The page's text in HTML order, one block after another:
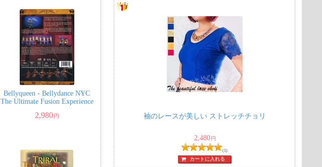
Bellyqueen - Bellydance NYC
The Ultimate Fusion Experience
2,980円 袖のレースが美しい ストレッチチョリ
2,480 円
(1)
カートに入れる